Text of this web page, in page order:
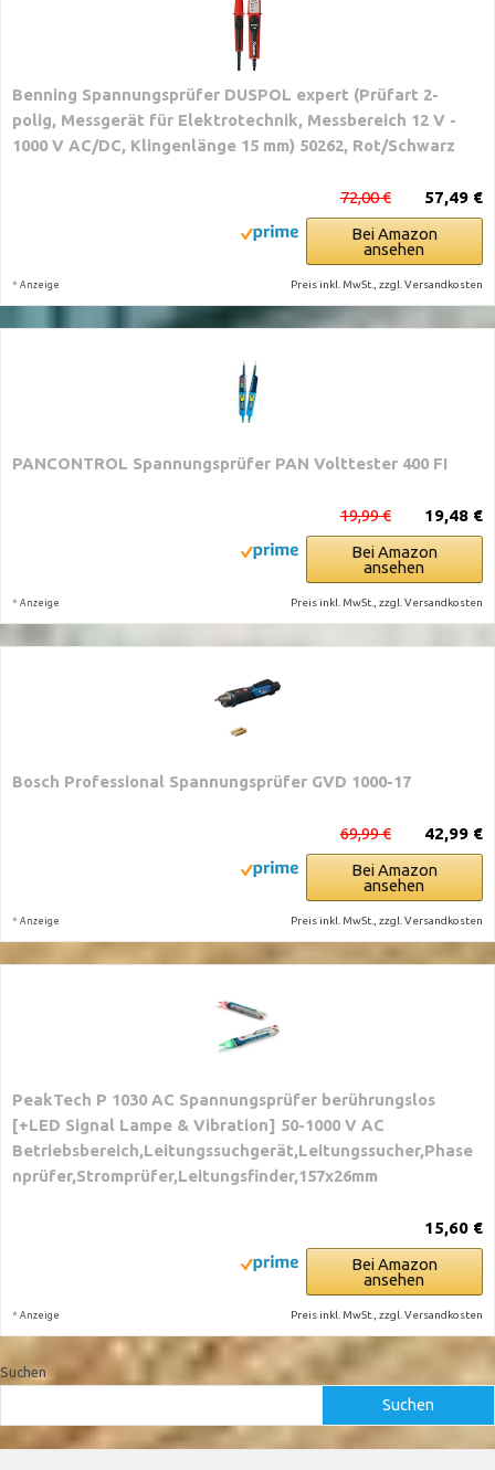
Benning Spannungsprüfer DUSPOL expert (Prüfart 2-
polig, Messgerät für Elektrotechnik, Messbereich 12 V -
1000 V AC/DC, Klingenlänge 15 mm) 50262, Rot/Schwarz
57,49 €
72,00 €
Bei Amazon
ansehen
* Anzeige Preis inkl. MwSt., zzgl. Versandkosten
PANCONTROL Spannungsprüfer PAN Volttester 400 FI
19,48 €
19,99 €
Bei Amazon
ansehen
* Anzeige Preis inkl. MwSt., zzgl. Versandkosten
Bosch Professional Spannungsprüfer GVD 1000-17
42,99 €
69,99 €
Bei Amazon
ansehen
* Anzeige Preis inkl. MwSt., zzgl. Versandkosten
PeakTech P 1030 AC Spannungsprüfer berührungslos
[+LED Signal Lampe & Vibration] 50-1000 V AC
Betriebsbereich,Leitungssuchgerät,Leitungssucher,Phase
nprüfer,Stromprüfer,Leitungsfinder,157x26mm
15,60 €
Bei Amazon
ansehen
* Anzeige Preis inkl. MwSt., zzgl. Versandkosten
Suchen
Suchen